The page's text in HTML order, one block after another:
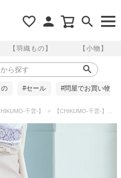
【羽織もの】 【小物】
#セール #問屋でお買い物
千雲-】 【CHIKUMO-千雲-】洗える裾除け neo michiシャンタン ピンクベージュ 晴雨兼用 雨コート くるり